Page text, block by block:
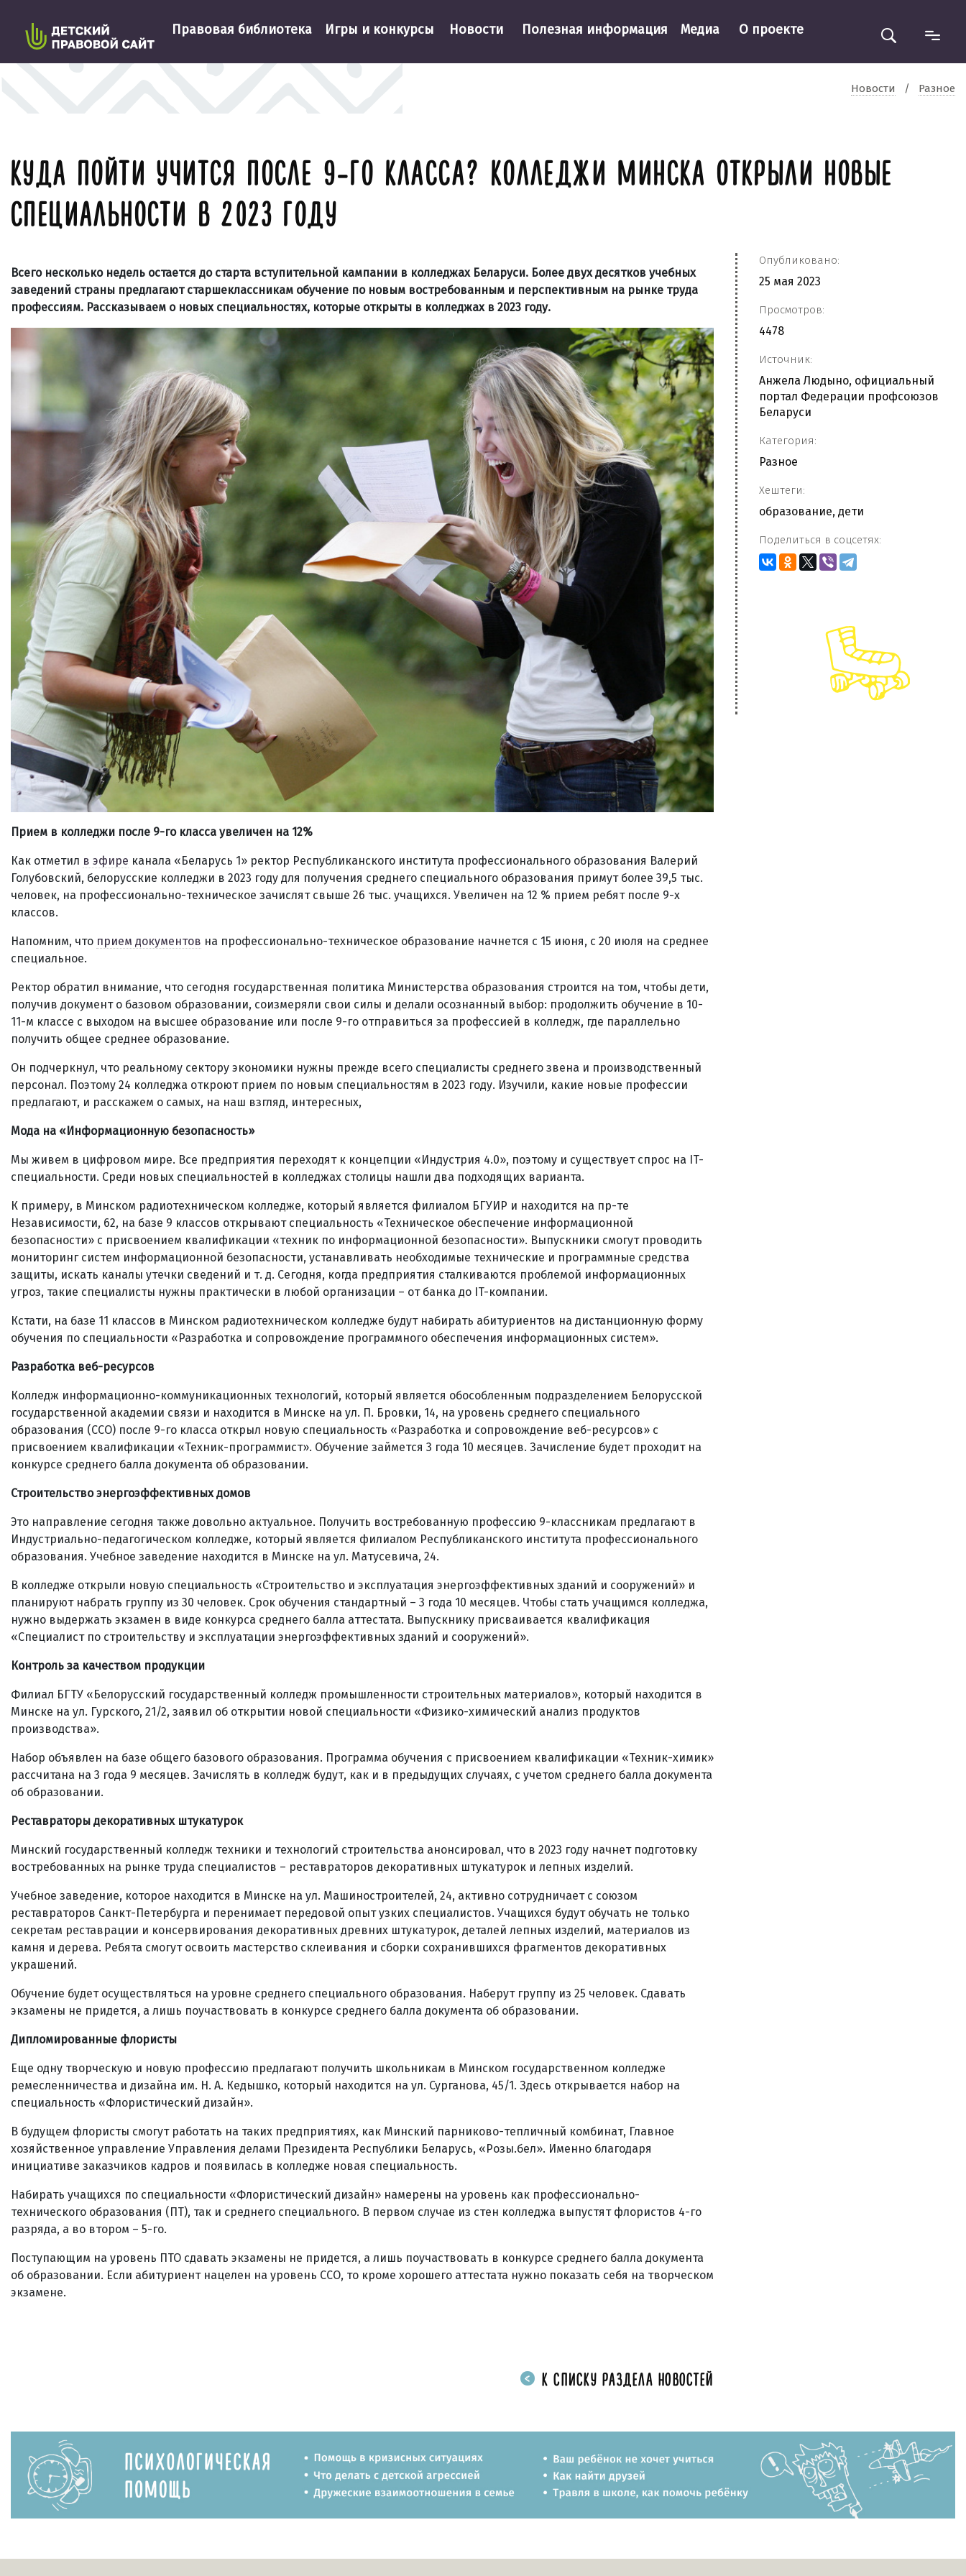
Правовая библиотека Игры и конкурсы Новости Полезная информация Медиа О проекте
Новости / Разное
КУДА ПОЙТИ УЧИТСЯ ПОСЛЕ 9-ГО КЛАССА? КОЛЛЕДЖИ МИНСКА ОТКРЫЛИ НОВЫЕ
СПЕЦИАЛЬНОСТИ В 2023 ГОДУ
Всего несколько недель остается до старта вступительной кампании в колледжах Беларуси. Более двух десятков учебных
заведений страны предлагают старшеклассникам обучение по новым востребованным и перспективным на рынке труда
профессиям. Рассказываем о новых специальностях, которые открыты в колледжах в 2023 году.
Прием в колледжи после 9-го класса увеличен на 12%
Как отметил в эфире канала «Беларусь 1» ректор Республиканского института профессионального образования Валерий
Голубовский, белорусские колледжи в 2023 году для получения среднего специального образования примут более 39,5 тыс.
человек, на профессионально-техническое зачислят свыше 26 тыс. учащихся. Увеличен на 12 % прием ребят после 9-х
классов.
Напомним, что прием документов на профессионально-техническое образование начнется с 15 июня, с 20 июля на среднее
специальное.
Ректор обратил внимание, что сегодня государственная политика Министерства образования строится на том, чтобы дети,
получив документ о базовом образовании, соизмеряли свои силы и делали осознанный выбор: продолжить обучение в 10-
11-м классе с выходом на высшее образование или после 9-го отправиться за профессией в колледж, где параллельно
получить общее среднее образование.
Он подчеркнул, что реальному сектору экономики нужны прежде всего специалисты среднего звена и производственный
персонал. Поэтому 24 колледжа откроют прием по новым специальностям в 2023 году. Изучили, какие новые профессии
предлагают, и расскажем о самых, на наш взгляд, интересных,
Мода на «Информационную безопасность»
Мы живем в цифровом мире. Все предприятия переходят к концепции «Индустрия 4.0», поэтому и существует спрос на IT-
специальности. Среди новых специальностей в колледжах столицы нашли два подходящих варианта.
К примеру, в Минском радиотехническом колледже, который является филиалом БГУИР и находится на пр-те
Независимости, 62, на базе 9 классов открывают специальность «Техническое обеспечение информационной
безопасности» с присвоением квалификации «техник по информационной безопасности». Выпускники смогут проводить
мониторинг систем информационной безопасности, устанавливать необходимые технические и программные средства
защиты, искать каналы утечки сведений и т. д. Сегодня, когда предприятия сталкиваются проблемой информационных
угроз, такие специалисты нужны практически в любой организации – от банка до IT-компании.
Кстати, на базе 11 классов в Минском радиотехническом колледже будут набирать абитуриентов на дистанционную форму
обучения по специальности «Разработка и сопровождение программного обеспечения информационных систем».
Разработка веб-ресурсов
Колледж информационно-коммуникационных технологий, который является обособленным подразделением Белорусской
государственной академии связи и находится в Минске на ул. П. Бровки, 14, на уровень среднего специального
образования (ССО) после 9-го класса открыл новую специальность «Разработка и сопровождение веб-ресурсов» с
присвоением квалификации «Техник-программист». Обучение займется 3 года 10 месяцев. Зачисление будет проходит на
конкурсе среднего балла документа об образовании.
Строительство энергоэффективных домов
Это направление сегодня также довольно актуальное. Получить востребованную профессию 9-классникам предлагают в
Индустриально-педагогическом колледже, который является филиалом Республиканского института профессионального
образования. Учебное заведение находится в Минске на ул. Матусевича, 24.
В колледже открыли новую специальность «Строительство и эксплуатация энергоэффективных зданий и сооружений» и
планируют набрать группу из 30 человек. Срок обучения стандартный – 3 года 10 месяцев. Чтобы стать учащимся колледжа,
нужно выдержать экзамен в виде конкурса среднего балла аттестата. Выпускнику присваивается квалификация
«Специалист по строительству и эксплуатации энергоэффективных зданий и сооружений».
Контроль за качеством продукции
Филиал БГТУ «Белорусский государственный колледж промышленности строительных материалов», который находится в
Минске на ул. Гурского, 21/2, заявил об открытии новой специальности «Физико-химический анализ продуктов
производства».
Набор объявлен на базе общего базового образования. Программа обучения с присвоением квалификации «Техник-химик»
рассчитана на 3 года 9 месяцев. Зачислять в колледж будут, как и в предыдущих случаях, с учетом среднего балла документа
об образовании.
Реставраторы декоративных штукатурок
Минский государственный колледж техники и технологий строительства анонсировал, что в 2023 году начнет подготовку
востребованных на рынке труда специалистов – реставраторов декоративных штукатурок и лепных изделий.
Учебное заведение, которое находится в Минске на ул. Машиностроителей, 24, активно сотрудничает с союзом
реставраторов Санкт-Петербурга и перенимает передовой опыт узких специалистов. Учащихся будут обучать не только
секретам реставрации и консервирования декоративных древних штукатурок, деталей лепных изделий, материалов из
камня и дерева. Ребята смогут освоить мастерство склеивания и сборки сохранившихся фрагментов декоративных
украшений.
Обучение будет осуществляться на уровне среднего специального образования. Наберут группу из 25 человек. Сдавать
экзамены не придется, а лишь поучаствовать в конкурсе среднего балла документа об образовании.
Дипломированные флористы
Еще одну творческую и новую профессию предлагают получить школьникам в Минском государственном колледже
ремесленничества и дизайна им. Н. А. Кедышко, который находится на ул. Сурганова, 45/1. Здесь открывается набор на
специальность «Флористический дизайн».
В будущем флористы смогут работать на таких предприятиях, как Минский парниково-тепличный комбинат, Главное
хозяйственное управление Управления делами Президента Республики Беларусь, «Розы.бел». Именно благодаря
инициативе заказчиков кадров и появилась в колледже новая специальность.
Набирать учащихся по специальности «Флористический дизайн» намерены на уровень как профессионально-
технического образования (ПТ), так и среднего специального. В первом случае из стен колледжа выпустят флористов 4-го
разряда, а во втором – 5-го.
Поступающим на уровень ПТО сдавать экзамены не придется, а лишь поучаствовать в конкурсе среднего балла документа
об образовании. Если абитуриент нацелен на уровень ССО, то кроме хорошего аттестата нужно показать себя на творческом
экзамене.
Опубликовано:
25 мая 2023
Просмотров:
4478
Источник:
Анжела Людыно, официальный
портал Федерации профсоюзов
Беларуси
Категория:
Разное
Хештеги:
образование, дети
Поделиться в соцсетях:
К СПИСКУ РАЗДЕЛА НОВОСТЕЙ